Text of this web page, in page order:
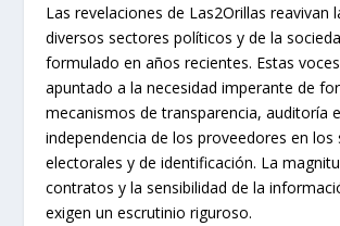
Las revelaciones de Las2Orillas reavivan
diversos sectores políticos y de la
formulado en años recientes. Estas
apuntado a la necesidad imperante de
mecanismos de transparencia, auditoría
independencia de los proveedores en los
electorales y de identificación. La
contratos y la sensibilidad de la
exigen un escrutinio riguroso.